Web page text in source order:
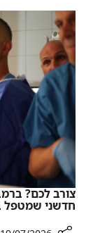
שחוסכת
הליכים
פולשניים
בוצע
ברמב"ם
צורב לכם?
חדשני שמטפל